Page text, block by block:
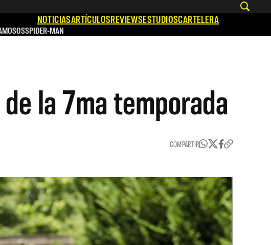
NOTICIASARTÍCULOSREVIEWSESTUDIOSCARTELERA
SPIDER-MAN
la 7ma temporada
COMPARTIR